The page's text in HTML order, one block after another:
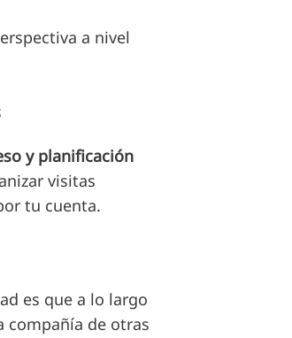
a nivel
y planificación
visitas
tu cuenta.
es que a lo largo
compañía de otras